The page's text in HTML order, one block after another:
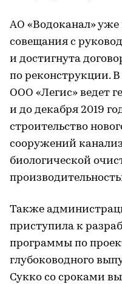
АО «Водоканал»
совещания с
и достигнута
по реконструкции.
ООО «Легис» ведет
и до декабря 2019
строительство
сооружений
биологической
Также
приступила к
программы по
глубоководного
Сукко со сроками